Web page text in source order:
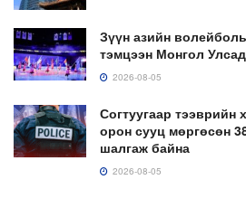
Зүүн азийн
тэмцээн Монгол
2026-08-05
Согтуугаар тээврийн
орон сууц мөргөсөн
шалгаж байна
2026-08-05